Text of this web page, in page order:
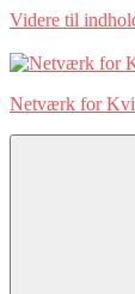
Videre til
Netværk for